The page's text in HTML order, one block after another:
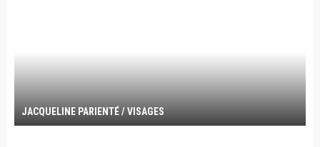
JACQUELINE PARIENTÉ / VISAGES